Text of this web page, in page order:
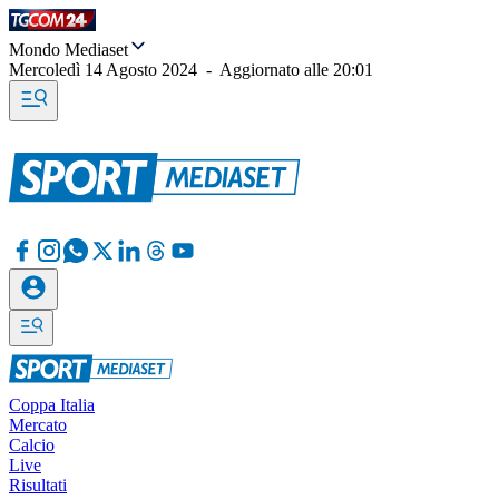
Mondo Mediaset
Mercoledì 14 Agosto 2024 - Aggiornato alle 20:01
Coppa Italia
Mercato
Calcio
Live
Risultati